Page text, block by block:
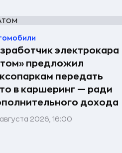
электрокара
предложил
передать
в каршеринг — ради
дохода
2026, 16:00